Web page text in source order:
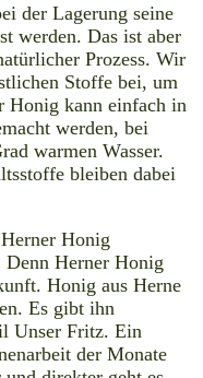
der Lagerung seine
werden. Das ist aber
Prozess. Wir
Stoffe bei, um
Honig kann einfach in
werden, bei
warmen Wasser.
bleiben dabei
Honig
Herner Honig
Honig aus Herne
Es gibt ihn
Unser Fritz. Ein
der Monate